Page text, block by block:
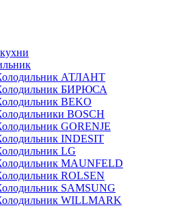
АТЛАНТ
БИРЮСА
BEKO
BOSCH
GORENJE
INDESIT
LG
MAUNFELD
ROLSEN
SAMSUNG
WILLMARK